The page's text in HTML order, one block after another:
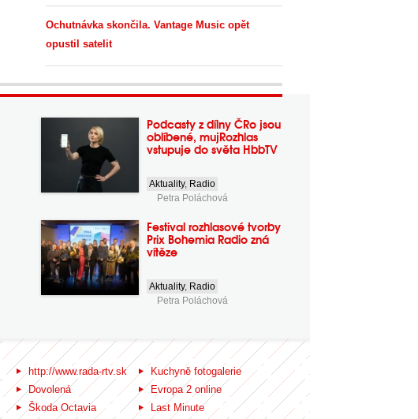
Ochutnávka skončila. Vantage Music opět
opustil satelit
Podcasty z dílny ČRo jsou
oblíbené, mujRozhlas
vstupuje do světa HbbTV
Aktuality, Radio
Petra Poláchová
Festival rozhlasové tvorby
Prix Bohemia Radio zná
vítěze
Aktuality, Radio
Petra Poláchová
http://www.rada-rtv.sk
Kuchyně fotogalerie
Dovolená
Evropa 2 online
Škoda Octavia
Last Minute